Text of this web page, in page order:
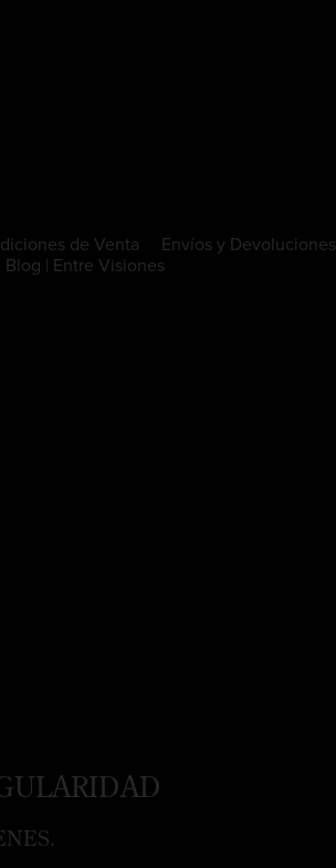
de Venta Envíos y Devoluciones
Blog | Entre Visiones